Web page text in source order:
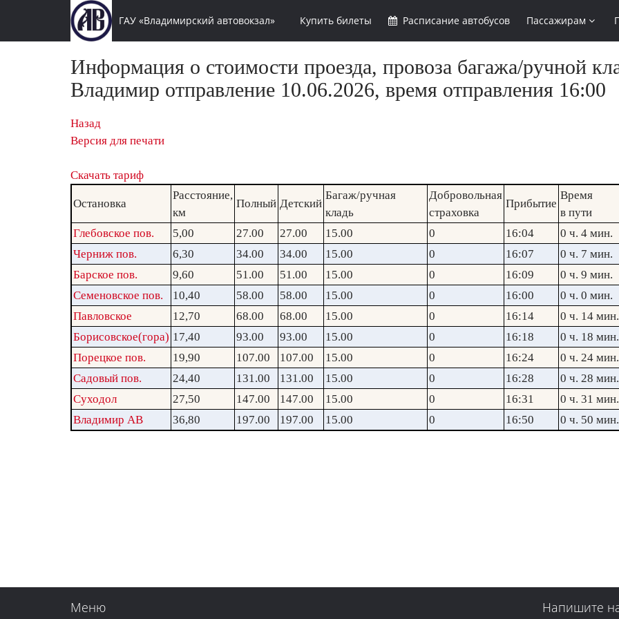
ГАУ «Владимирский автовокзал» Купить билеты Расписание автобусов Пассажирам
Информация о стоимости проезда, провоза багажа/ручной
Владимир отправление 10.06.2026, время отправления 16:00
Назад
Версия для печати
Скачать тариф
Остановка
Расстояние,
км
Полный Детский
Багаж/ручная
кладь
Добровольная
страховка
Прибытие
Время
в пути
Глебовское пов.
5,00 27.00 27.00 15.00 0 16:04
0 ч. 4 мин.
Черниж пов.
6,30 34.00 34.00 15.00 0 16:07
0 ч. 7 мин.
Барское пов.
9,60 51.00 51.00 15.00 0 16:09
0 ч. 9 мин.
Семеновское пов.
10,40 58.00 58.00 15.00 0 16:00
0 ч. 0 мин.
Павловское
12,70 68.00 68.00 15.00 0 16:14
0 ч. 14 мин.
Борисовское(гора) 17,40 93.00 93.00 15.00 0 16:18
0 ч. 18 мин.
Порецкое пов.
19,90 107.00 107.00 15.00 0 16:24
0 ч. 24 мин.
Садовый пов.
24,40 131.00 131.00 15.00 0 16:28
0 ч. 28 мин.
Суходол
27,50 147.00 147.00 15.00 0 16:31
0 ч. 31 мин.
Владимир АВ
36,80 197.00 197.00 15.00 0 16:50 0 ч. 50 мин.
Меню Напишите